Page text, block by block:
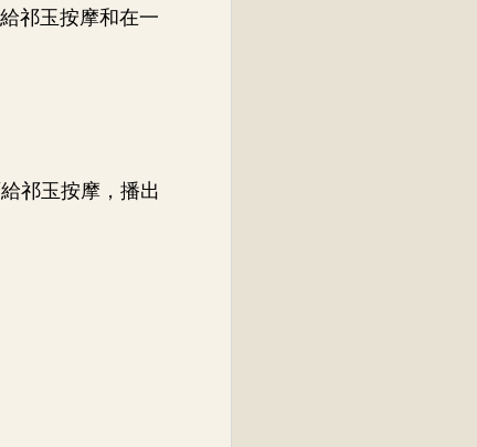
祁玉按摩和在一
祁玉按摩，播出